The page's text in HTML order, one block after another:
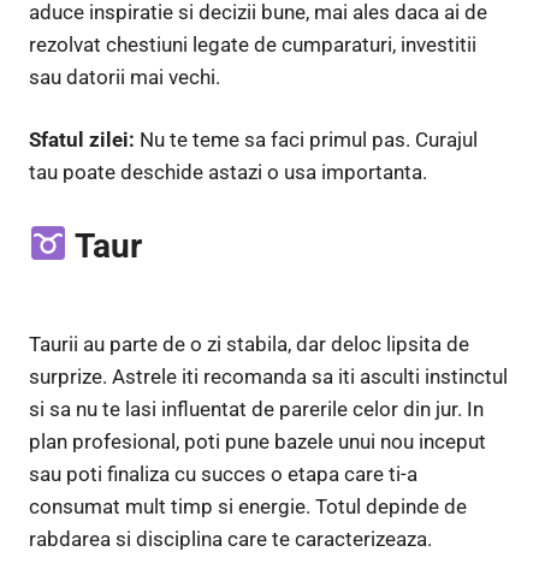
aduce inspiratie si decizii bune, mai ales daca ai de
rezolvat chestiuni legate de cumparaturi, investitii
sau datorii mai vechi.
Sfatul zilei: Nu te teme sa faci primul pas. Curajul
tau poate deschide astazi o usa importanta.
Taur
Taurii au parte de o zi stabila, dar deloc lipsita de
surprize. Astrele iti recomanda sa iti asculti instinctul
si sa nu te lasi influentat de parerile celor din jur. In
plan profesional, poti pune bazele unui nou inceput
sau poti finaliza cu succes o etapa care ti-a
consumat mult timp si energie. Totul depinde de
rabdarea si disciplina care te caracterizeaza.